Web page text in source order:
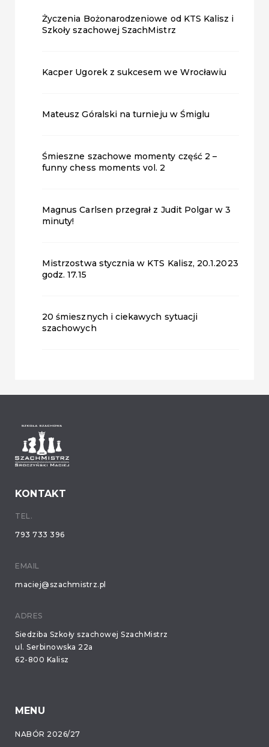
Życzenia Bożonarodzeniowe od KTS Kalisz i
Szkoły szachowej SzachMistrz
Kacper Ugorek z sukcesem we Wrocławiu
Mateusz Góralski na turnieju w Śmiglu
Śmieszne szachowe momenty część 2 –
funny chess moments vol. 2
Magnus Carlsen przegrał z Judit Polgar w 3
minuty!
Mistrzostwa stycznia w KTS Kalisz, 20.1.2023
godz. 17.15
20 śmiesznych i ciekawych sytuacji
szachowych
KONTAKT
TEL.
793 733 396
EMAIL
maciej@szachmistrz.pl
ADRES
Siedziba Szkoły szachowej SzachMistrz
ul. Serbinowska 22a
62-800 Kalisz
MENU
NABÓR 2026/27